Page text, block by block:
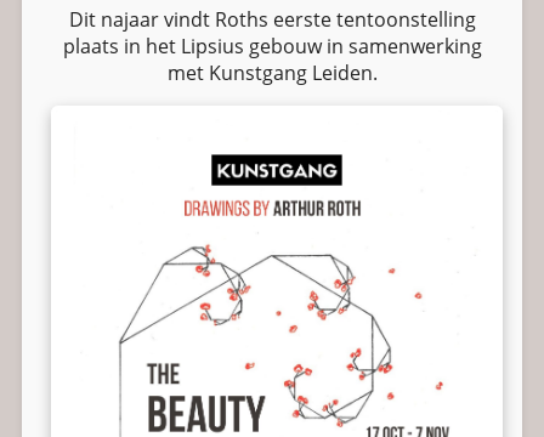
Dit najaar vindt Roths eerste tentoonstelling
plaats in het Lipsius gebouw in samenwerking
met Kunstgang Leiden.